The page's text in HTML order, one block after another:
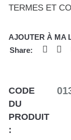
TERMES ET
AJOUTER À MA
CODE
DU
PRODUIT
: